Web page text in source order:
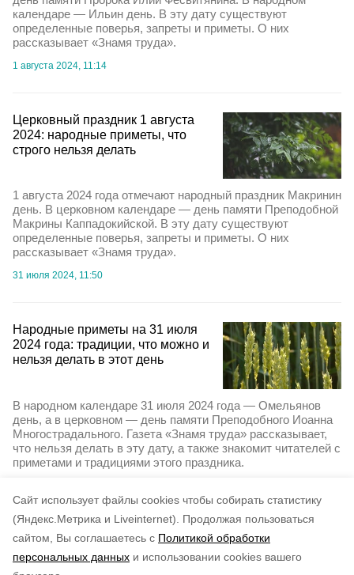
Cайт использует файлы cookies чтобы собирать статистику
(Яндекс.Метрика и Liveinternet).
Продолжая пользоваться
сайтом, Вы соглашаетесь с Политикой обработки
персональных данных и использовании cookies вашего
календаре — Ильин день. В эту дату существуют
определенные поверья, запреты и приметы. О них
рассказывает «Знамя труда».
1 августа 2024, 11:14
Церковный праздник 1 августа
2024: народные приметы, что
строго нельзя делать
1 августа 2024 года отмечают народный праздник Макринин
день. В церковном календаре — день памяти Преподобной
Макрины Каппадокийской. В эту дату существуют
определенные поверья, запреты и приметы. О них
рассказывает «Знамя труда».
31 июля 2024, 11:50
Народные приметы на 31 июля
2024 года: традиции, что можно и
нельзя делать в этот день
В народном календаре 31 июля 2024 года — Омельянов
день, а в церковном — день памяти Преподобного Иоанна
Многострадального. Газета «Знамя труда» рассказывает,
что нельзя делать в эту дату, а также знакомит читателей с
приметами и традициями этого праздника.